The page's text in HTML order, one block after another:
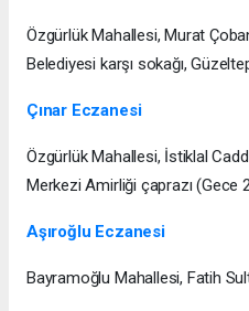
Özgürlük Mahallesi, Murat
Belediyesi karşı sokağı,
Çınar Eczanesi
Özgürlük Mahallesi, İstiklal
Merkezi Amirliği çaprazı
Aşıroğlu Eczanesi
Bayramoğlu Mahallesi, Fatih